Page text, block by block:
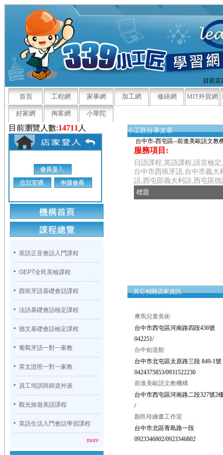
目前
首頁 工程網 家事網 加工網 修繕網 MIT外貿網
好家網 掏客網 小華陀
目前瀏覽人數:14711 人
英語正音會話入門課程
GEPT全民英檢課程
西班牙語基礎會話課程
法語基礎會話檢定課程
德文基礎會話檢定課程
葡萄牙語一對一家教
英文證照一對一家教
員工培訓與師資外派
觀光旅遊美語課程
英語生活入門會話學習課程
more
小工匠分享文章
台中市-西屯區--前進美歐語文教
服務項目:
日語課程,英語課程,語言檢
台中市西班牙語,台中市義
語,西屯區義大利語,西屯區德
標題
其它相關店家資訊
摩馬兒童美術
台中市西屯區河南路四段436號
042251/
台中劍道館
台中市北屯區太原路三段 849-1號
0424375853/0931522230
前進美歐語文教機構
台中市西屯區河南路二段327號2
/
顏邑玲繪畫工作室
台中市北區青島路一段
0923346802/0923346802